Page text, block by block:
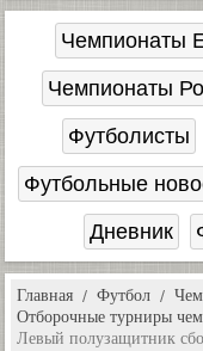
Чемпионаты
Чемпионаты
Футболисты
Футбольные
Дневник
Главная Футбол
Отборочные турниры
Левый полузащитник